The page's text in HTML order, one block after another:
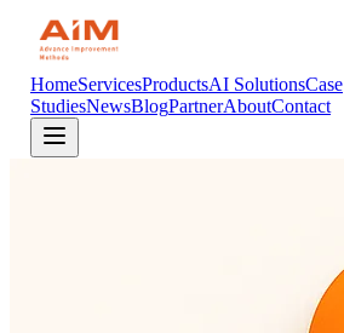
HomeServicesProductsAI SolutionsCase
StudiesNewsBlogPartnerAboutContact